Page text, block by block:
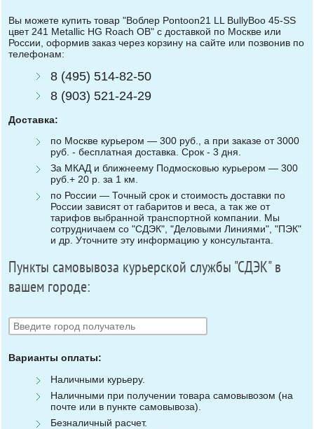
Вы можете купить товар "Воблер Pontoon21 LL BullyBoo 45-SS
цвет 241 Metallic HG Roach OB" с доставкой по Москве или
России, оформив заказ через корзину на сайте или позвонив по
телефонам:
8 (495) 514-82-50
8 (903) 521-24-29
Доставка:
по Москве курьером — 300 руб., а при заказе от 3000
руб. - бесплатная доставка. Срок - 3 дня.
За МКАД и ближнеему Подмосковью курьером — 300
руб.+ 20 р. за 1 км.
по России — Точный срок и стоимость доставки по
России зависят от габаритов и веса, а так же от
тарифов выбранной транспортной компании. Мы
сотрудничаем со "СДЭК", "Деловыми Линиями", "ПЭК"
и др. Уточните эту информацию у консультанта.
Пункты самовывоза курьерской службы "СДЭК" в
вашем городе:
Варианты оплаты:
Наличными курьеру.
Наличными при получении товара самовывозом (на
почте или в пункте самовывоза).
Безналичный расчет.